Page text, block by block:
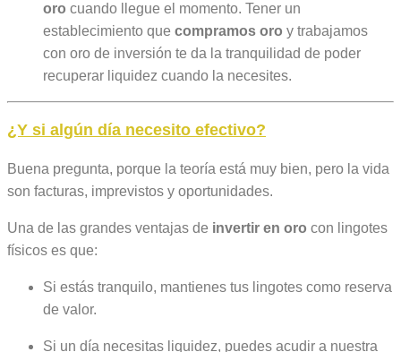
oro cuando llegue el momento. Tener un
establecimiento que compramos oro y trabajamos
con oro de inversión te da la tranquilidad de poder
recuperar liquidez cuando la necesites.
¿Y si algún día necesito efectivo?
Buena pregunta, porque la teoría está muy bien, pero la vida
son facturas, imprevistos y oportunidades.
Una de las grandes ventajas de invertir en oro con lingotes
físicos es que:
Si estás tranquilo, mantienes tus lingotes como reserva
de valor.
Si un día necesitas liquidez, puedes acudir a nuestra